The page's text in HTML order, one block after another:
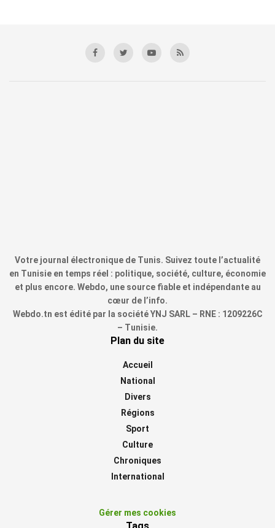
Votre journal électronique de Tunis. Suivez toute l’actualité
en Tunisie en temps réel : politique, société, culture, économie
et plus encore. Webdo, une source fiable et indépendante au
cœur de l’info.
Webdo.tn est édité par la société YNJ SARL – RNE : 1209226C
– Tunisie.
Plan du site
Accueil
National
Divers
Régions
Sport
Culture
Chroniques
International
Gérer mes cookies